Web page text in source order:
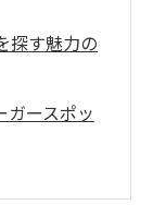
探す魅力の
ガースポッ
ーガー店